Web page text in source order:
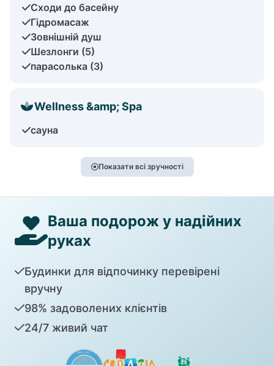
Сходи до басейну
Гідромасаж
Зовнішній душ
Шезлонги (5)
парасолька (3)
Wellness &amp; Spa
сауна
Показати всі зручності
Ваша подорож у надійних
руках
Будинки для відпочинку перевірені
вручну
98% задоволених клієнтів
24/7 живий чат